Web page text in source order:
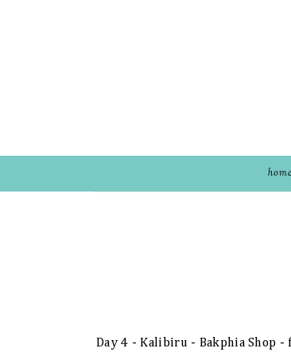
home
Day 4 - Kalibiru - Bakphia Shop